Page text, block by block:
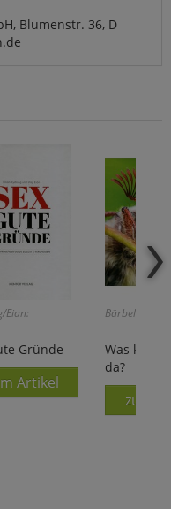
Blumenstr. 36, D
Eian:
Gründe
Artikel
Bärbel
Was
da?
zum